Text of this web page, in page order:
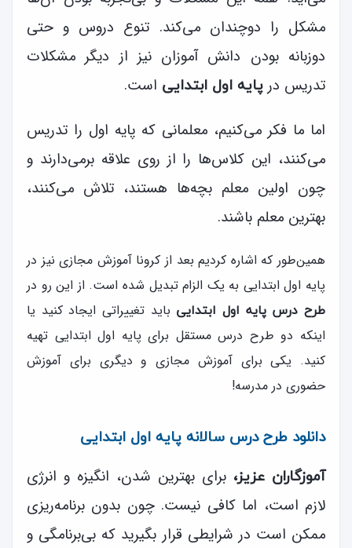
مشکل را دوچندان می‌کند. تنوع دروس و حتی
دوزبانه بودن دانش آموزان نیز از دیگر مشکلات
تدریس درپایه اول ابتدایی است.
اما ما فکر می‌کنیم، معلمانی که پایه اول را تدریس
می‌کنند، این کلاس‌ها را از روی علاقه برمی‌دارند و
چون اولین معلم بچه‌ها هستند، تلاش می‌کنند،
بهترین معلم باشند.
همین‌طور که اشاره کردیم بعد از کرونا آموزش مجازی نیز در
پایه اول ابتدایی به یک الزام تبدیل شده است. از این رو در
طرح درس پایه اول ابتدایی باید تغییراتی ایجاد کنید یا
اینکه دو طرح درس مستقل برای پایه اول ابتدایی تهیه
کنید. یکی برای آموزش مجازی و دیگری برای آموزش
حضوری در مدرسه!
دانلود طرح درس سالانه پایه اول ابتدایی
آموزگاران عزیز، برای بهترین شدن، انگیزه و انرژی
لازم است، اما کافی نیست. چون بدون برنامه‌ریزی
ممکن است در شرایطی قرار بگیرید که بی‌برنامگی و